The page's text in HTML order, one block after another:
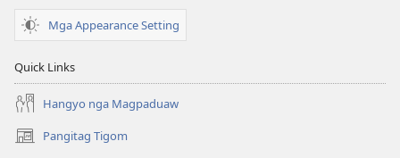
Mga Appearance Setting
Quick Links
Hangyo nga Magpaduaw
Pangitag Tigom
(mo-